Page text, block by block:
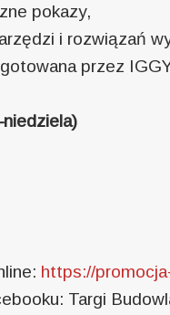
pokazy,
i rozwiązań
przez
https://
Targi